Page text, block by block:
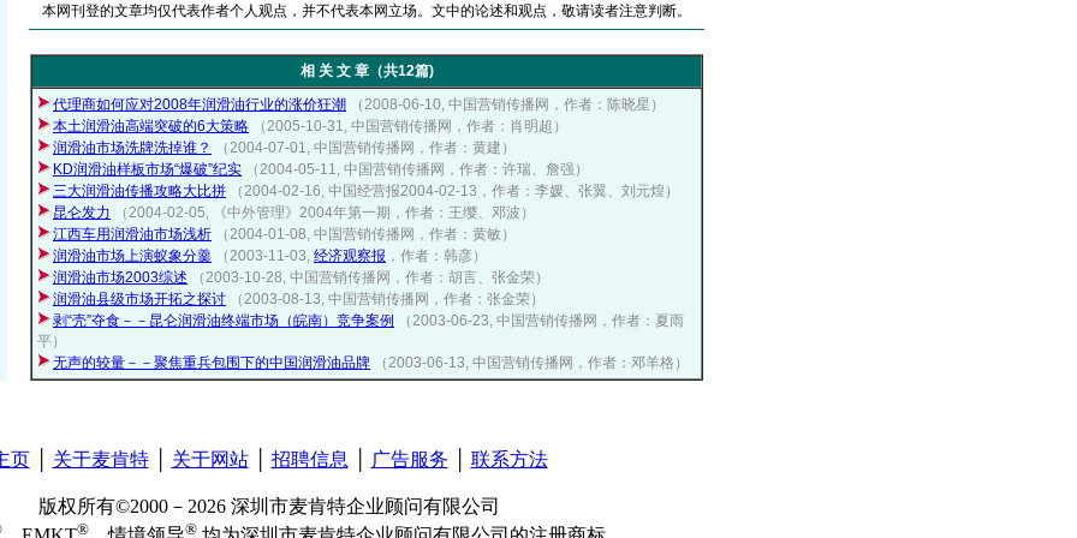
本网刊登的文章均仅代表作者个人观点，并不代表本网立场。文中的论述和观点，敬请读者注意判断。
相 关 文 章（共12篇)
代理商如何应对2008年润滑油行业的涨价狂潮
（2008-06-10, 中国营销传播网，作者：陈晓星）
本土润滑油高端突破的6大策略
（2005-10-31, 中国营销传播网，作者：肖明超）
润滑油市场洗牌洗掉谁？
（2004-07-01, 中国营销传播网，作者：黄建）
KD润滑油样板市场“爆破”纪实
（2004-05-11, 中国营销传播网，作者：许瑞、詹强）
三大润滑油传播攻略大比拼
（2004-02-16, 中国经营报2004-02-13，作者：李媛、张翼、刘元煌）
昆仑发力
（2004-02-05, 《中外管理》2004年第一期，作者：王缨、邓波）
江西车用润滑油市场浅析
（2004-01-08, 中国营销传播网，作者：黄敏）
润滑油市场上演蚁象分羹
（2003-11-03, 经济观察报 ，作者：韩彦）
润滑油市场2003综述
（2003-10-28, 中国营销传播网，作者：胡言、张金荣）
润滑油县级市场开拓之探讨
（2003-08-13, 中国营销传播网，作者：张金荣）
剥“壳”夺食－－昆仑润滑油终端市场（皖南）竞争案例
（2003-06-23, 中国营销传播网，作者：夏雨
平）
无声的较量－－聚焦重兵包围下的中国润滑油品牌
（2003-06-13, 中国营销传播网，作者：邓羊格）
页│ 关于麦肯特│ 关于网站│ 招聘信息 广告服务 联系方法
版权所有©2000－2026 深圳市麦肯特企业顾问有限公司
® ®